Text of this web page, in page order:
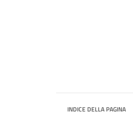
INDICE DELLA PAGINA